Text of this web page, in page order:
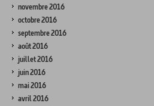
novembre 2016
octobre 2016
septembre 2016
août 2016
juillet 2016
juin 2016
mai 2016
avril 2016